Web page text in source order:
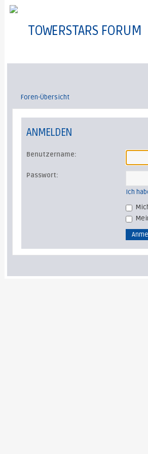
TOWERSTARS FORUM
Foren-Übersicht
ANMELDEN
Benutzername:
Passwort:
Ich